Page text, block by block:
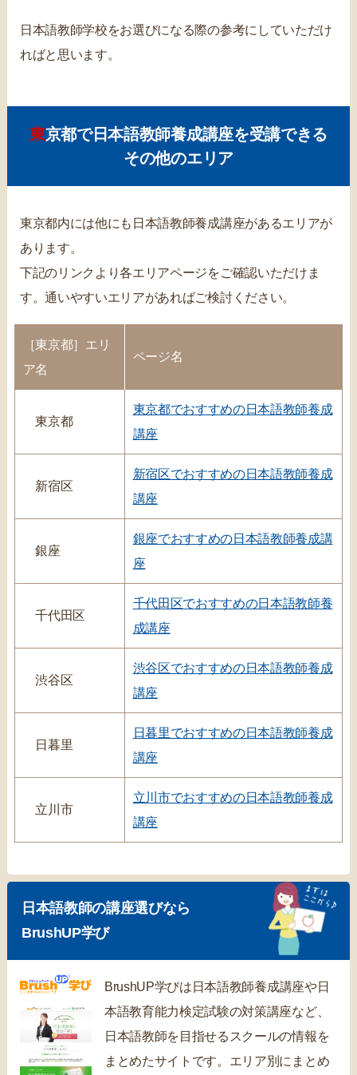
日本語教師学校をお選びになる際の参考にしていただけ
ればと思います。
東京都で日本語教師養成講座を受講できる
その他のエリア
東京都内には他にも日本語教師養成講座があるエリアが
あります。
下記のリンクより各エリアページをご確認いただけま
す。通いやすいエリアがあればご検討ください。
［東京都］エリ
ア名
ページ名
東京都
東京都でおすすめの日本語教師養成
講座
新宿区
新宿区でおすすめの日本語教師養成
講座
銀座
銀座でおすすめの日本語教師養成講
座
千代田区
千代田区でおすすめの日本語教師養
成講座
渋谷区
渋谷区でおすすめの日本語教師養成
講座
日暮里
日暮里でおすすめの日本語教師養成
講座
立川市
立川市でおすすめの日本語教師養成
講座
日本語教師の講座選びなら
BrushUP学び
BrushUP学びは日本語教師養成講座や日
本語教育能力検定試験の対策講座など、
日本語教師を目指せるスクールの情報を
まとめたサイトです。エリア別にまとめ